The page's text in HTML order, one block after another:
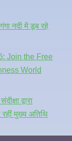
नदी में डूब रहे
Join the Free
World
द्वारा
मुख्य अतिथि